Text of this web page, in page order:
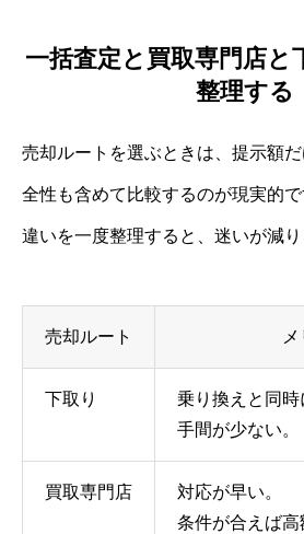
一括査定と買取専門店と
整理する
売却ルートを選ぶときは、提示額
全性も含めて比較するのが現実的で
違いを一度整理すると、迷いが減り
売却ルート
下取り
乗り換えと同時
手間が少ない。
買取専門店
対応が早い。
条件が合えば高